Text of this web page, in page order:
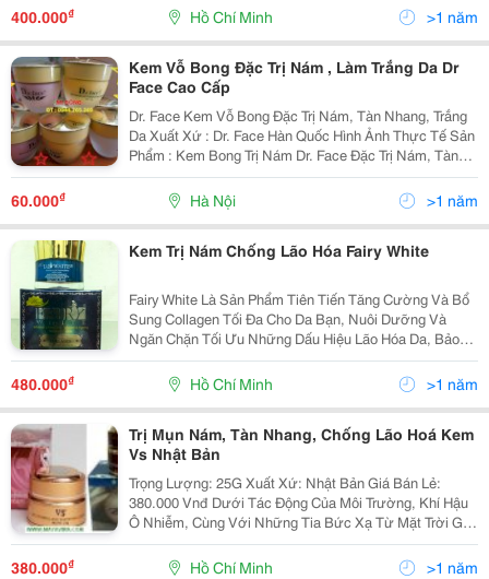
Chiết Xuất Từ Thảo Dược Thiê
400.000₫ Hồ Chí Minh >1 năm
Kem Vỗ Bong Đặc Trị Nám , Làm Trắng Da Dr
Face Cao Cấp
Dr. Face Kem Vỗ Bong Đặc Trị Nám, Tàn Nhang, Trắng
Da Xuất Xứ : Dr. Face Hàn Quốc Hình Ảnh Thực Tế Sản
Phẩm : Kem Bong Trị Nám Dr. Face Đặc Trị Nám, Tàn
Nhang, Trắng Da Sản Phẩm Được Ưa Chuộm Nhất Tại
Các Spa, Mang Lại Cho Bạn Làn Da T
60.000₫ Hà Nội >1 năm
Kem Trị Nám Chống Lão Hóa Fairy White
Fairy White Là Sản Phẩm Tiên Tiến Tăng Cường Và Bổ
Sung Collagen Tối Đa Cho Da Bạn, Nuôi Dưỡng Và
Ngăn Chặn Tối Ưu Những Dấu Hiệu Lão Hóa Da, Bảo
Vệ Da Bạn Dưới Nắng Với Uv50. Đánh Bay Vết Nám 1
Cách Hiệu Quả, Cung Cấp Vitamin C,E.....dưỡng Chất T
480.000₫ Hồ Chí Minh >1 năm
Trị Mụn Nám, Tàn Nhang, Chống Lão Hoá Kem
Vs Nhật Bản
Trọng Lượng: 25G Xuất Xứ: Nhật Bản Giá Bán Lẻ:
380.000 Vnđ Dưới Tác Động Của Môi Trường, Khí Hậu
Ô Nhiễm, Cùng Với Những Tia Bức Xạ Từ Mặt Trời Gây
Nguy Hiểm Cho Làn Da, Nhanh Chóng Gây Ra Sự Lão
Hoá Cho Da Và Để Lại Những Vết Thâm Nám Tr
380.000₫ Hồ Chí Minh >1 năm